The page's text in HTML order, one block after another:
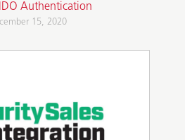
Authentication
15, 2020